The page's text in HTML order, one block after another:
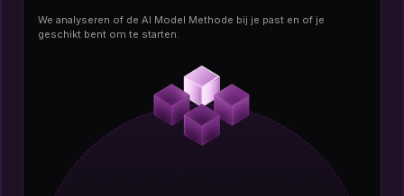
We analyseren of de AI Model Methode bij je past en of je
geschikt bent om te starten.